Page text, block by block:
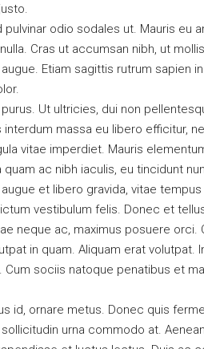
odio sodales ut. Mauris eu
Cras ut accumsan nibh, ut
Etiam sagittis rutrum sapien
Ut ultricies, dui non
massa eu libero efficitur,
vitae imperdiet. Mauris
ac nibh iaculis, eu tincidunt
et libero gravida, vitae
vestibulum felis. Donec et
neque ac, maximus posuere orci.
in quam. Aliquam erat volutpat.
Cum sociis natoque penatibus et
id, ornare metus. Donec quis
urna commodo at.